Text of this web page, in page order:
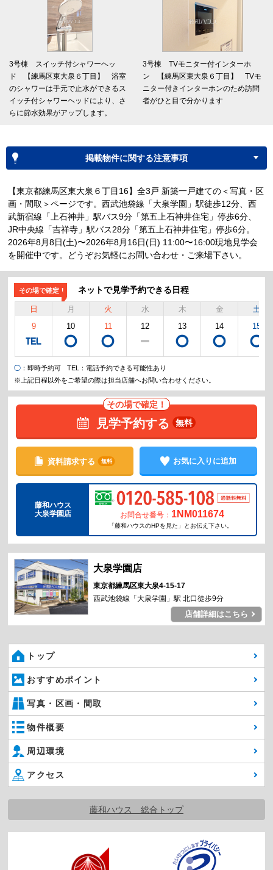
3号棟 スイッチ付シャワーヘッ
ド 【練馬区東大泉６丁目】 浴室
のシャワーは手元で止水ができるス
イッチ付シャワーヘッドにより、さ
らに節水効果がアップします。
3号棟 TVモニター付インターホ
ン 【練馬区東大泉６丁目】 TVモ
ニター付きインターホンのため訪問
者がひと目で分かります
掲載物件に関する注意事項
【東京都練馬区東大泉６丁目16】全3戸 新築一戸建ての＜写真・区
画・間取＞ページです。西武池袋線「大泉学園」駅徒歩12分、西
武新宿線「上石神井」駅バス9分「第五上石神井住宅」停歩6分、
JR中央線「吉祥寺」駅バス28分「第五上石神井住宅」停歩6分。
2026年8月8日(土)〜2026年8月16日(日) 11:00〜16:00現地見学会
を開催中です。どうぞお気軽にお問い合わせ・ご来場下さい。
その場で確定！ ネットで見学予約できる日程
日
9
月
10
火
11
水
12
木
13
金
14
土
15
◯ ：即時予約可 TEL
：電話予約できる可能性あり
※上記日程以外をご希望の際は担当店舗へお問い合わせください。
その場で確定！
見学予約する 無料
資料請求する 無料 お気に入りに追加
藤和ハウス
大泉学園店
お問合せ番号： 1NM011674
「藤和ハウスのHPを見た」とお伝え下さい。
東京都練馬区東大泉4-15-17
西武池袋線「大泉学園」駅 北口徒歩9分
店舗詳細はこちら
トップ
おすすめポイント
写真・区画・間取
物件概要
周辺環境
アクセス
藤和ハウス 総合トップ